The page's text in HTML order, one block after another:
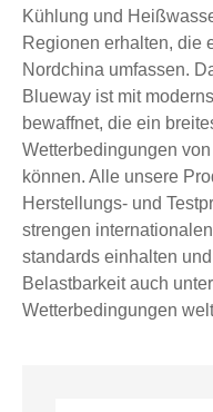
Kühlung und
Regionen erhalten, die
Nordchina umfassen.
Blueway ist mit
bewaffnet, die ein
Wetterbedingungen
können. Alle unsere
Herstellungs- und
strengen
standards einhalten
Belastbarkeit auch
Wetterbedingungen